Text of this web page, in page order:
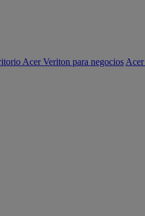
Acer Veriton para negocios